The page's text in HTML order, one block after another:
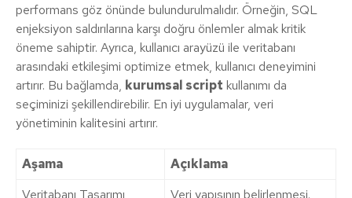
performans göz önünde bulundurulmalıdır. Örneğin, SQL
enjeksiyon saldırılarına karşı doğru önlemler almak kritik
öneme sahiptir. Ayrıca, kullanıcı arayüzü ile veritabanı
arasındaki etkileşimi optimize etmek, kullanıcı deneyimini
artırır. Bu bağlamda, kurumsal script kullanımı da
seçiminizi şekillendirebilir. En iyi uygulamalar, veri
yönetiminin kalitesini artırır.
Aşama
Açıklama
Veritabanı Tasarımı
Veri yapısının belirlenmesi.